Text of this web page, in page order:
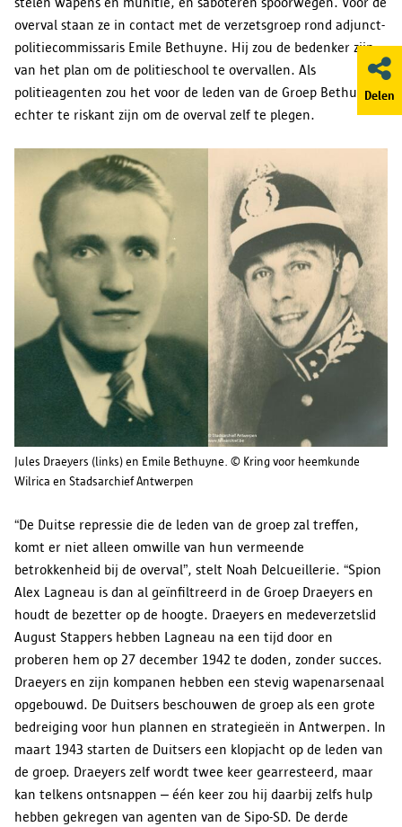
Delen
overval staan ze in contact met de verzetsgroep rond adjunct-
politiecommissaris Emile Bethuyne. Hij zou de bedenker zijn
van het plan om de politieschool te overvallen. Als
politieagenten zou het voor de leden van de Groep Bethuyne
echter te riskant zijn om de overval zelf te plegen.
Jules Draeyers (links) en Emile Bethuyne. © Kring voor heemkunde
Wilrica en Stadsarchief Antwerpen
“De Duitse repressie die de leden van de groep zal treffen,
komt er niet alleen omwille van hun vermeende
betrokkenheid bij de overval”, stelt Noah Delcueillerie. “Spion
Alex Lagneau is dan al geïnfiltreerd in de Groep Draeyers en
houdt de bezetter op de hoogte. Draeyers en medeverzetslid
August Stappers hebben Lagneau na een tijd door en
proberen hem op 27 december 1942 te doden, zonder succes.
Draeyers en zijn kompanen hebben een stevig wapenarsenaal
opgebouwd. De Duitsers beschouwen de groep als een grote
bedreiging voor hun plannen en strategieën in Antwerpen. In
maart 1943 starten de Duitsers een klopjacht op de leden van
de groep. Draeyers zelf wordt twee keer gearresteerd, maar
kan telkens ontsnappen – één keer zou hij daarbij zelfs hulp
hebben gekregen van agenten van de Sipo-SD. De derde